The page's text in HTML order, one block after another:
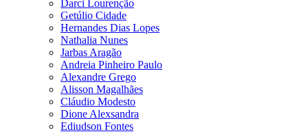
Darci Lourenção
Getúlio Cidade
Hernandes Dias Lopes
Nathalia Nunes
Jarbas Aragão
Andreia Pinheiro Paulo
Alexandre Grego
Alisson Magalhães
Cláudio Modesto
Dione Alexsandra
Ediudson Fontes